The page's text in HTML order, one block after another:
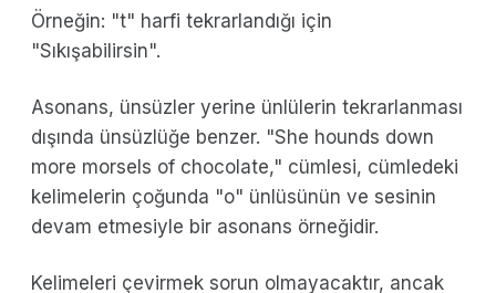
Örneğin: "t" harfi tekrarlandığı için
"Sıkışabilirsin".
Asonans, ünsüzler yerine ünlülerin tekrarlanması
dışında ünsüzlüğe benzer. "She hounds down
more morsels of chocolate," cümlesi, cümledeki
kelimelerin çoğunda "o" ünlüsünün ve sesinin
devam etmesiyle bir asonans örneğidir.
Kelimeleri çevirmek sorun olmayacaktır, ancak